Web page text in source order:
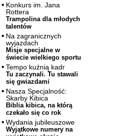
Konkurs im. Jana
Rottera
Trampolina dla młodych
talentów
Na zagranicznych
wyjazdach
Misje specjalne w
świecie wielkiego sportu
Tempo kuźnią kadr
Tu zaczynali. Tu stawali
się gwiazdami
Nasza Specjalność:
Skarby Kibica
Biblia kibica, na którą
czekało się co rok
Wydania jubileuszowe
Wyjątkowe numery na